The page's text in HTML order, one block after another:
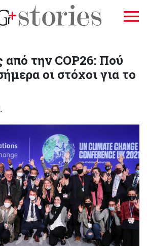
την COP26: Πού
οι στόχοι για το